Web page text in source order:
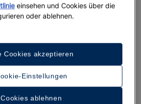
einsehen und Cookies über die
oder ablehnen.
Einstellungen
Cookies ablehnen
Cookies akzeptieren